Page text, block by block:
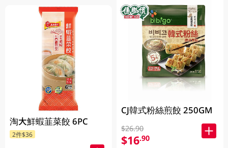
淘大鮮蝦韮菜餃 6PC
2件$36
CJ韓式粉絲煎餃 250GM
$26.90
$16.90